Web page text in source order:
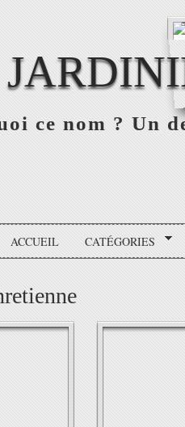
ce nom ? Un
ACCUEIL CATÉGORIES